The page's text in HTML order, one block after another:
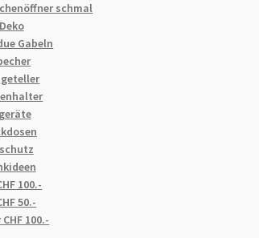
schmal
Gabeln
100.-
50.-
100.-